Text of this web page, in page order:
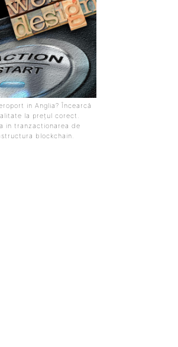
in Anglia? Încearcă
la prețul corect.
in tranzactionarea de
blockchain.